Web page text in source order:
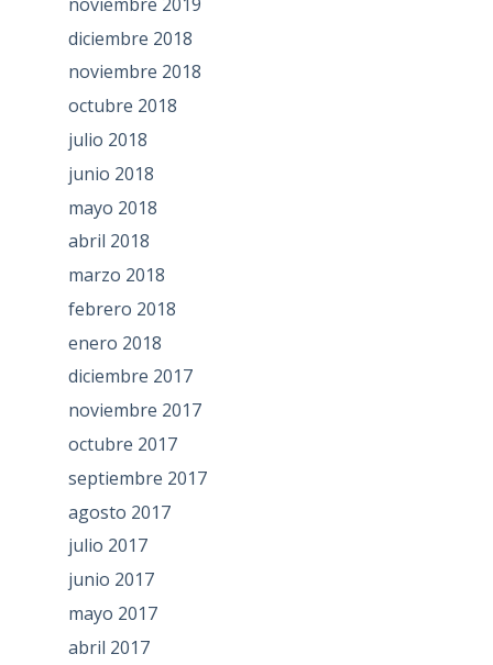
diciembre 2018
noviembre 2018
octubre 2018
julio 2018
junio 2018
mayo 2018
abril 2018
marzo 2018
febrero 2018
enero 2018
diciembre 2017
noviembre 2017
octubre 2017
septiembre 2017
agosto 2017
julio 2017
junio 2017
mayo 2017
abril 2017